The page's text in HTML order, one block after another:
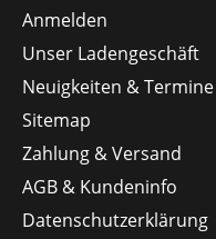
Anmelden
Unser Ladengeschäft
Neuigkeiten & Termine
Sitemap
Zahlung & Versand
AGB & Kundeninfo
Datenschutzerklärung